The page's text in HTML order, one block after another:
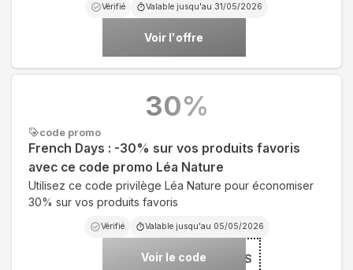
Vérifié Valable jusqu'au 31/05/2026
Voir l'offre
code promo
French Days : -30% sur vos produits favoris
avec ce code promo Léa Nature
Utilisez ce code privilège Léa Nature pour économiser
30% sur vos produits favoris
Vérifié Valable jusqu'au 05/05/2026
Voir le code***NCHDAYS
30%